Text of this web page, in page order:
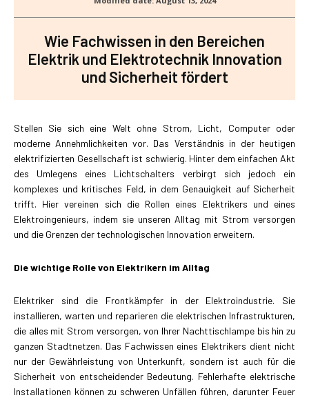
Wie Fachwissen in den Bereichen
Elektrik und Elektrotechnik Innovation
und Sicherheit fördert
Stellen Sie sich eine Welt ohne Strom, Licht, Computer oder
moderne Annehmlichkeiten vor. Das Verständnis in der heutigen
elektrifizierten Gesellschaft ist schwierig. Hinter dem einfachen Akt
des Umlegens eines Lichtschalters verbirgt sich jedoch ein
komplexes und kritisches Feld, in dem Genauigkeit auf Sicherheit
trifft. Hier vereinen sich die Rollen eines Elektrikers und eines
Elektroingenieurs, indem sie unseren Alltag mit Strom versorgen
und die Grenzen der technologischen Innovation erweitern.
Die wichtige Rolle von Elektrikern im Alltag
Elektriker sind die Frontkämpfer in der Elektroindustrie. Sie
installieren, warten und reparieren die elektrischen Infrastrukturen,
die alles mit Strom versorgen, von Ihrer Nachttischlampe bis hin zu
ganzen Stadtnetzen. Das Fachwissen eines Elektrikers dient nicht
nur der Gewährleistung von Unterkunft, sondern ist auch für die
Sicherheit von entscheidender Bedeutung. Fehlerhafte elektrische
Installationen können zu schweren Unfällen führen, darunter Feuer